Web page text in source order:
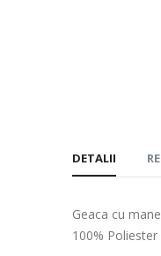
DETALII
Geaca cu
100%